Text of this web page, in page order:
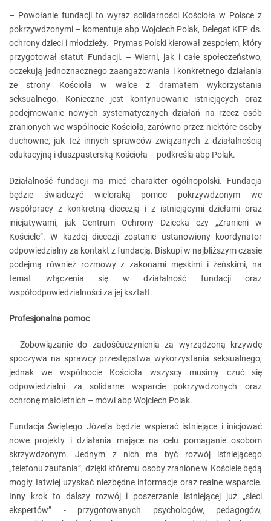
– Powołanie fundacji to wyraz solidarności Kościoła w Polsce z
pokrzywdzonymi – komentuje abp Wojciech Polak, Delegat KEP ds.
ochrony dzieci i młodzieży. Prymas Polski kierował zespołem, który
przygotował statut Fundacji. – Wierni, jak i całe społeczeństwo,
oczekują jednoznacznego zaangażowania i konkretnego działania
ze strony Kościoła w walce z dramatem wykorzystania
seksualnego. Konieczne jest kontynuowanie istniejących oraz
podejmowanie nowych systematycznych działań na rzecz osób
zranionych we wspólnocie Kościoła, zarówno przez niektóre osoby
duchowne, jak też innych sprawców związanych z działalnością
edukacyjną i duszpasterską Kościoła – podkreśla abp Polak.
Działalność fundacji ma mieć charakter ogólnopolski. Fundacja
będzie świadczyć wieloraką pomoc pokrzywdzonym we
współpracy z konkretną diecezją i z istniejącymi dziełami oraz
inicjatywami, jak Centrum Ochrony Dziecka czy „Zranieni w
Kościele”. W każdej diecezji zostanie ustanowiony koordynator
odpowiedzialny za kontakt z fundacją. Biskupi w najbliższym czasie
podejmą również rozmowy z zakonami męskimi i żeńskimi, na
temat włączenia się w działalność fundacji oraz
współodpowiedzialności za jej kształt.
Profesjonalna pomoc
– Zobowiązanie do zadośćuczynienia za wyrządzoną krzywdę
spoczywa na sprawcy przestępstwa wykorzystania seksualnego,
jednak we wspólnocie Kościoła wszyscy musimy czuć się
odpowiedzialni za solidarne wsparcie pokrzywdzonych oraz
ochronę małoletnich – mówi abp Wojciech Polak.
Fundacja Świętego Józefa będzie wspierać istniejące i inicjować
nowe projekty i działania mające na celu pomaganie osobom
skrzywdzonym. Jednym z nich ma być rozwój istniejącego
„telefonu zaufania”, dzięki któremu osoby zranione w Kościele będą
mogły łatwiej uzyskać niezbędne informacje oraz realne wsparcie.
Inny krok to dalszy rozwój i poszerzanie istniejącej już „sieci
ekspertów” - przygotowanych psychologów, pedagogów,